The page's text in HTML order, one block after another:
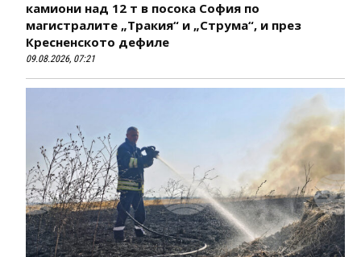
камиони над 12 т в посока София по
магистралите „Тракия“ и „Струма“, и през
Кресненското дефиле
09.08.2026, 07:21